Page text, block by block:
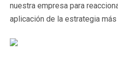
nuestra empresa para
aplicación de la estrategia más